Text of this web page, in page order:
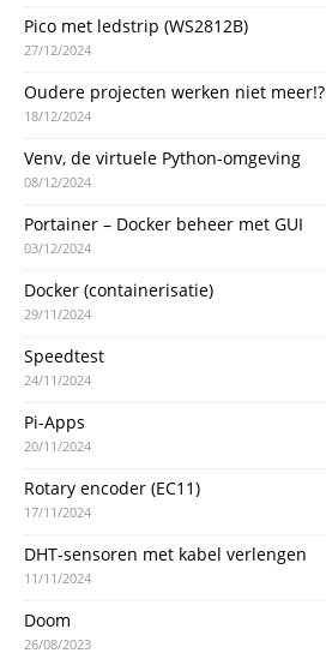
Pico met ledstrip (WS2812B)
27/12/2024
Oudere projecten werken niet meer!?
18/12/2024
Venv, de virtuele Python-omgeving
08/12/2024
Portainer – Docker beheer met GUI
03/12/2024
Docker (containerisatie)
29/11/2024
Speedtest
24/11/2024
Pi-Apps
20/11/2024
Rotary encoder (EC11)
17/11/2024
DHT-sensoren met kabel verlengen
11/11/2024
Doom
26/08/2023